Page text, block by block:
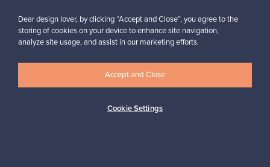
Dear design lover, by clicking “Accept and Close”, you agree to the
storing of cookies on your device to enhance site navigation,
analyze site usage, and assist in our marketing efforts.
Cookie Settings
Accept and Close